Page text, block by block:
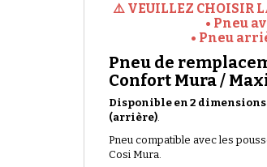
⚠️ VEUILLEZ CHOISIR
• Pneu
• Pneu
Pneu de
Confort Mura /
Disponible en 2 dimensions
(arrière).
Pneu compatible avec les
Cosi Mura.